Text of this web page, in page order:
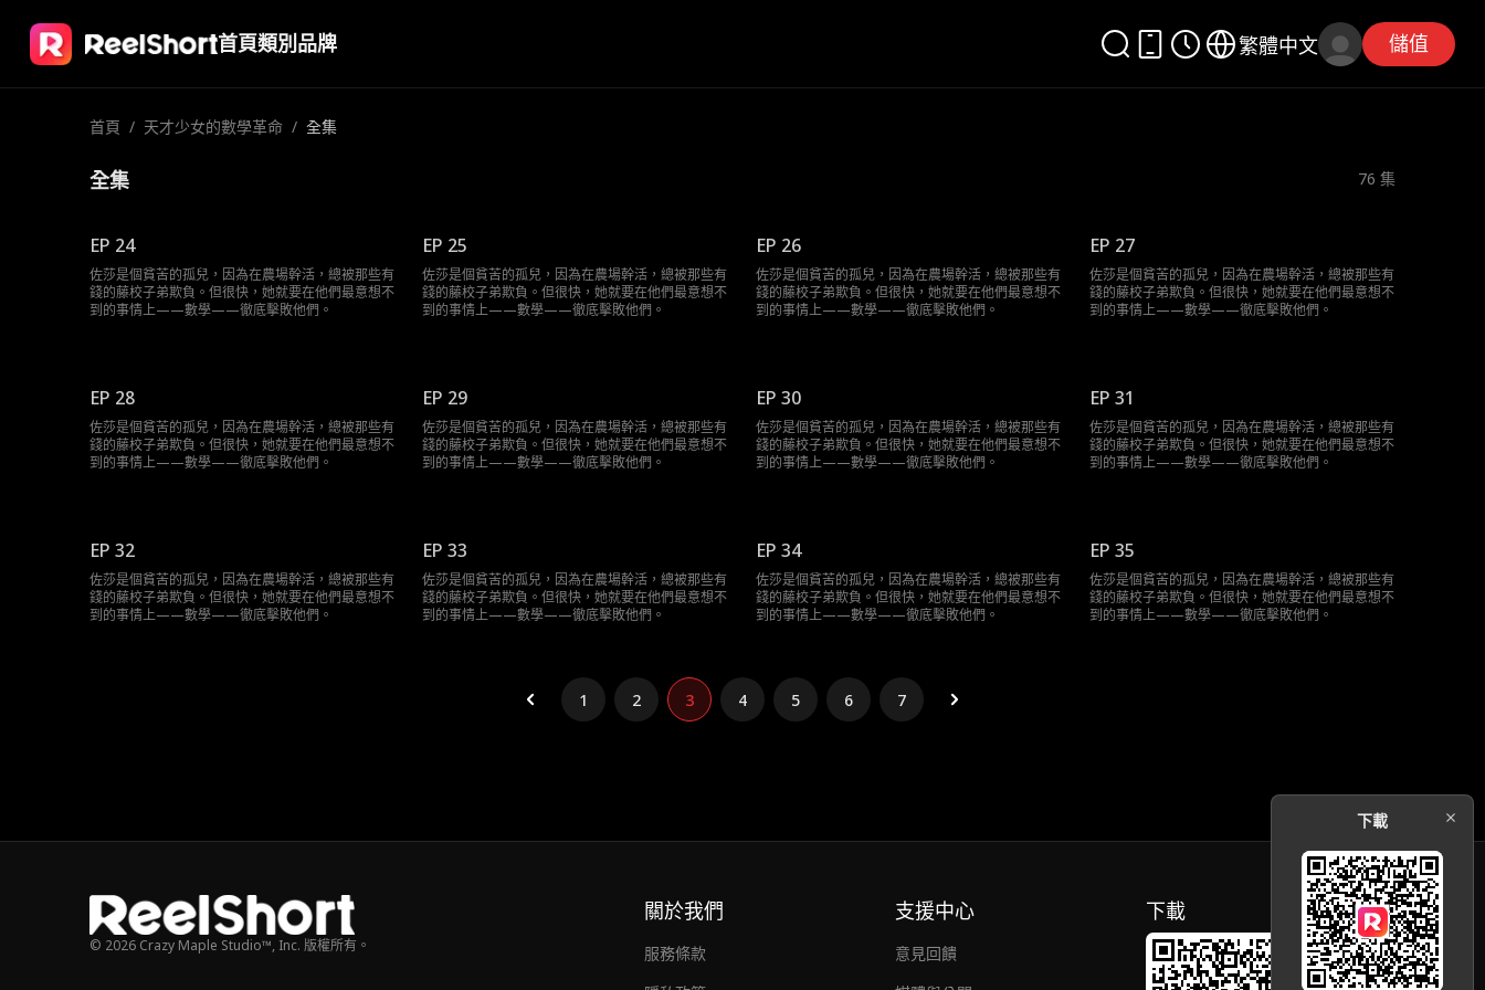
首頁類別 品牌 繁體中文 儲值
首頁 / 天才少女的數學革命 / 全集
全集 76 集
EP 24
佐莎是個貧苦的孤兒，因為在農場幹活，總被那些有
錢的藤校子弟欺負。但很快，她就要在他們最意想不
到的事情上——數學——徹底擊敗他們。
EP 25
佐莎是個貧苦的孤兒，因為在農場幹活，總被那些有
錢的藤校子弟欺負。但很快，她就要在他們最意想不
到的事情上——數學——徹底擊敗他們。
EP 26
佐莎是個貧苦的孤兒，因為在農場幹活，總被那些有
錢的藤校子弟欺負。但很快，她就要在他們最意想不
到的事情上——數學——徹底擊敗他們。
EP 27
佐莎是個貧苦的孤兒，因為在農場幹活，總被那些有
錢的藤校子弟欺負。但很快，她就要在他們最意想不
到的事情上——數學——徹底擊敗他們。
EP 28
佐莎是個貧苦的孤兒，因為在農場幹活，總被那些有
錢的藤校子弟欺負。但很快，她就要在他們最意想不
到的事情上——數學——徹底擊敗他們。
EP 29
佐莎是個貧苦的孤兒，因為在農場幹活，總被那些有
錢的藤校子弟欺負。但很快，她就要在他們最意想不
到的事情上——數學——徹底擊敗他們。
EP 30
佐莎是個貧苦的孤兒，因為在農場幹活，總被那些有
錢的藤校子弟欺負。但很快，她就要在他們最意想不
到的事情上——數學——徹底擊敗他們。
EP 31
佐莎是個貧苦的孤兒，因為在農場幹活，總被那些有
錢的藤校子弟欺負。但很快，她就要在他們最意想不
到的事情上——數學——徹底擊敗他們。
EP 32
佐莎是個貧苦的孤兒，因為在農場幹活，總被那些有
錢的藤校子弟欺負。但很快，她就要在他們最意想不
到的事情上——數學——徹底擊敗他們。
EP 33
佐莎是個貧苦的孤兒，因為在農場幹活，總被那些有
錢的藤校子弟欺負。但很快，她就要在他們最意想不
到的事情上——數學——徹底擊敗他們。
EP 34
佐莎是個貧苦的孤兒，因為在農場幹活，總被那些有
錢的藤校子弟欺負。但很快，她就要在他們最意想不
到的事情上——數學——徹底擊敗他們。
EP 35
佐莎是個貧苦的孤兒，因為在農場幹活，總被那些有
錢的藤校子弟欺負。但很快，她就要在他們最意想不
到的事情上——數學——徹底擊敗他們。
1 2 3 4 5 6 7
© 2026 Crazy Maple Studio™, Inc. 版權所有。
關於我們
服務條款
支援中心
意見回饋
下載
下載